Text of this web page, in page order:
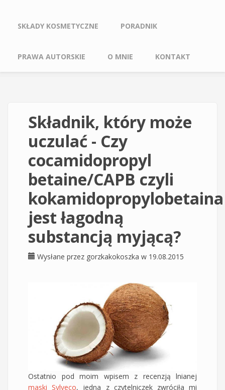
SKŁADY KOSMETYCZNE PORADNIK
PRAWA AUTORSKIE O MNIE KONTAKT
Składnik, który może
uczulać - Czy
cocamidopropyl
betaine/CAPB czyli
kokamidopropylobetaina
jest łagodną
substancją myjącą?
Wysłane przez gorzkakokoszka w 19.08.2015
Ostatnio pod moim wpisem z recenzją lnianej
maski Sylveco, jedna z czytelniczek zwróciła mi